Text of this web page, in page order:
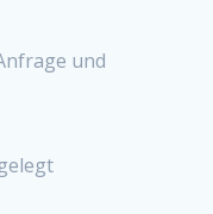
und